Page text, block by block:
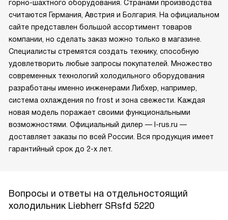
горно-шахтного оборудования. Странами производства
считаются Германия, Австрия и Болгария. На официальном
сайте представлен большой ассортимент товаров
компании, но сделать заказ можно только в магазине.
Специалисты стремятся создать технику, способную
удовлетворить любые запросы покупателей. Множество
современных технологий холодильного оборудования
разработаны именно инженерами Либхер, например,
система охлаждения no frost и зона свежести. Каждая
новая модель поражает своими функциональными
возможностями. Официальный дилер — l-rus.ru —
доставляет заказы по всей России. Вся продукция имеет
гарантийный срок до 2-х лет.
Вопросы и ответы на отдельностоящий
холодильник Liebherr SRsfd 5220